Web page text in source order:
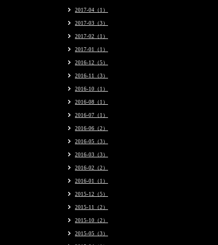
2017-04（1）
2017-03（3）
2017-02（1）
2017-01（1）
2016-12（5）
2016-11（3）
2016-10（1）
2016-08（1）
2016-07（1）
2016-06（2）
2016-05（3）
2016-03（3）
2016-02（2）
2016-01（1）
2015-12（5）
2015-11（2）
2015-10（2）
2015-05（3）